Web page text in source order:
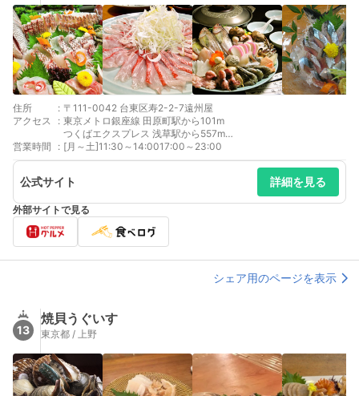
住所 : 〒111-0042 台東区寿2-2-7遠州屋
アクセス
: 東京メトロ銀座線 田原町駅から101m
つくばエクスプレス 浅草駅から557m
都営浅草線 浅草駅から581m
都営大江戸線 蔵前駅から645m
営業時間 : [月～土]11:30～14:0017:00～23:00
公式サイト 詳細を見る
外部サイトで見る
シェア用のページを表示
13
焼貝うぐいす
東京都 / 上野